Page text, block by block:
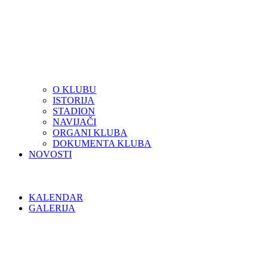
O KLUBU
ISTORIJA
STADION
NAVIJAČI
ORGANI KLUBA
DOKUMENTA KLUBA
NOVOSTI
KALENDAR
GALERIJA